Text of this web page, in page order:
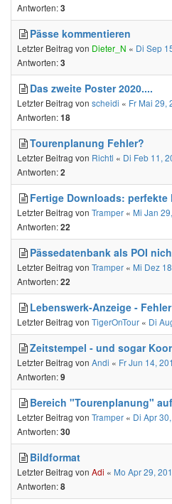
Antworten:3
Pässe kommentieren
Letzter Beitrag von Dieter_N « Di Sep
Antworten:3
Das zweite Poster 2020....
Letzter Beitrag von scheidi « Fr Mai 29,
Antworten:18
Tourenplanung Fehler?
Letzter Beitrag von Richtl « Di Feb 11,
Antworten:2
Fertige Downloads: perfekte
Letzter Beitrag von Tramper « Mi Jan
Antworten:22
Pässedatenbank als POI
Letzter Beitrag von Tramper « Mi Dez
Antworten:22
Lebenswerk-Anzeige -
Letzter Beitrag von TigerOnTour « Di
Zeitstempel - und sogar
Letzter Beitrag von Andi « Fr Jun 14,
Antworten:9
Bereich "Tourenplanung"
Letzter Beitrag von Tramper « Di Apr
Antworten:30
Bildformat
Letzter Beitrag von Adi « Mo Apr 29,
Antworten:8